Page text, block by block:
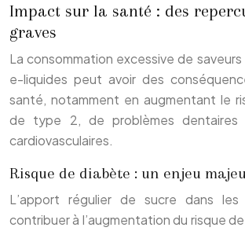
Impact sur la santé : des
graves
La consommation excessive de
e-liquides peut avoir des
santé, notamment en augmentant le
de type 2, de problèmes dentaires
cardiovasculaires.
Risque de diabète : un enjeu
L’apport régulier de sucre dans
contribuer à l’augmentation du risque